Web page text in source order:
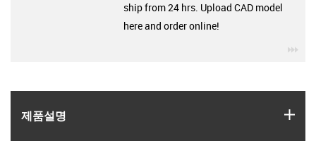
제품­설명
ship from 24 hrs. Upload CAD model
here and order online!